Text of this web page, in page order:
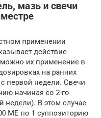
мазь и свечи
применении
действие
их применение в
на ранних
первой недели. Свечи
начиная со 2-го
недели). В этом случае
ME по 1 суппозиторию